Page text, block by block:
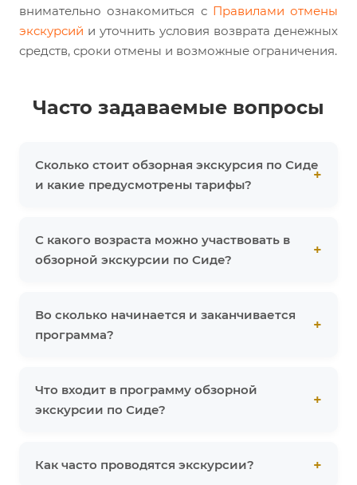
внимательно ознакомиться с Правилами отмены
экскурсий и уточнить условия возврата денежных
средств, сроки отмены и возможные ограничения.
Часто задаваемые вопросы
Сколько стоит обзорная экскурсия по Сиде
и какие предусмотрены тарифы?
С какого возраста можно участвовать в
обзорной экскурсии по Сиде?
Во сколько начинается и заканчивается
программа?
Что входит в программу обзорной
экскурсии по Сиде?
Как часто проводятся экскурсии?